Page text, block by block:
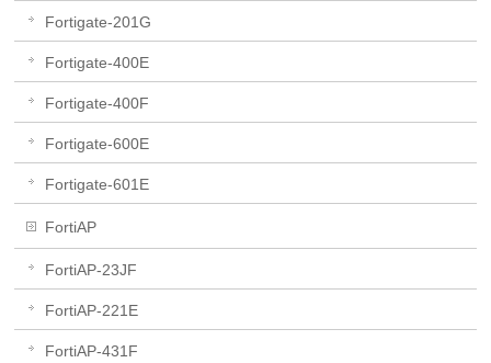
Fortigate-201G
Fortigate-400E
Fortigate-400F
Fortigate-600E
Fortigate-601E
FortiAP
FortiAP-23JF
FortiAP-221E
FortiAP-431F